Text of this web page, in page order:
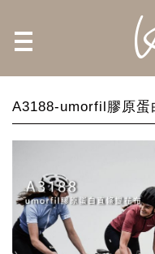
A3188-umorfil膠原蛋